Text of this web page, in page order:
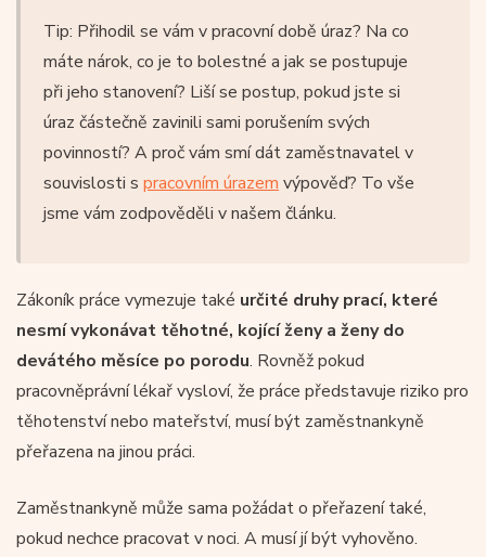
Tip: Přihodil se vám v pracovní době úraz? Na co
máte nárok, co je to bolestné a jak se postupuje
při jeho stanovení? Liší se postup, pokud jste si
úraz částečně zavinili sami porušením svých
povinností? A proč vám smí dát zaměstnavatel v
souvislosti s pracovním úrazem výpověď? To vše
jsme vám zodpověděli v našem článku.
Zákoník práce vymezuje také určité druhy prací, které
nesmí vykonávat těhotné, kojící ženy a ženy do
devátého měsíce po porodu. Rovněž pokud
pracovněprávní lékař vysloví, že práce představuje riziko pro
těhotenství nebo mateřství, musí být zaměstnankyně
přeřazena na jinou práci.
Zaměstnankyně může sama požádat o přeřazení také,
pokud nechce pracovat v noci. A musí jí být vyhověno.